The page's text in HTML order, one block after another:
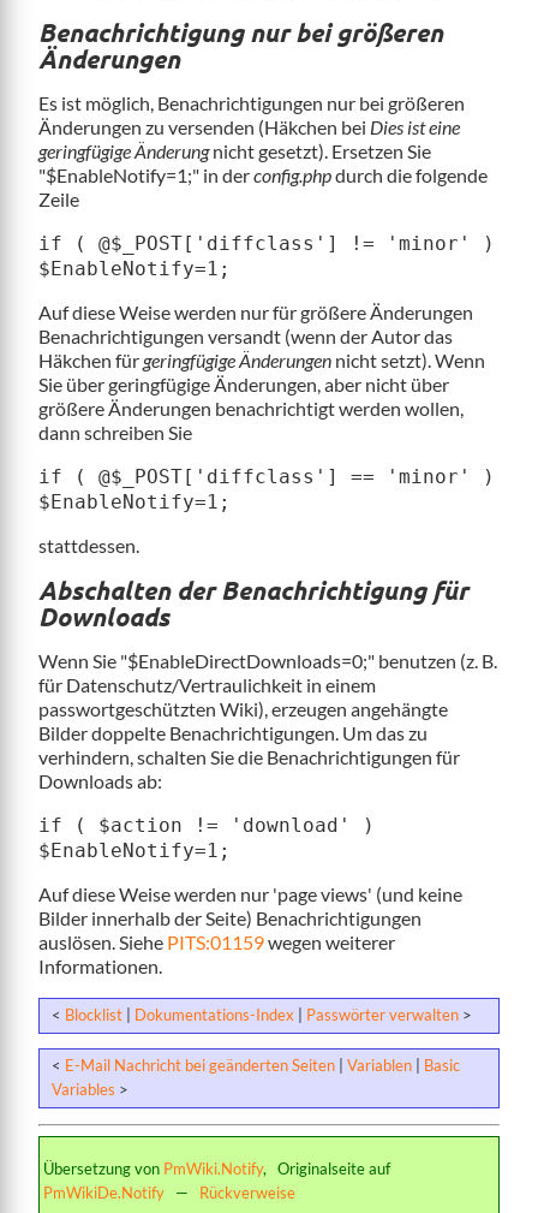
Benachrichtigung nur bei größeren
Änderungen
Es ist möglich, Benachrichtigungen nur bei größeren
Änderungen zu versenden (Häkchen bei Dies ist eine
geringfügige Änderungnicht gesetzt). Ersetzen Sie
"$EnableNotify=1;" in derconfig.phpdurch die folgende
Zeile
if ( @$_POST['diffclass'] != 'minor' )
$EnableNotify=1;
Auf diese Weise werden nur für größere Änderungen
Benachrichtigungen versandt (wenn der Autor das
Häkchen für geringfügige Änderungen nicht setzt). Wenn
Sie über geringfügige Änderungen, aber nicht über
größere Änderungen benachrichtigt werden wollen,
dann schreiben Sie
if ( @$_POST['diffclass'] == 'minor' )
$EnableNotify=1;
stattdessen.
Abschalten der Benachrichtigung für
Downloads
Wenn Sie "$EnableDirectDownloads=0;" benutzen (z. B.
für Datenschutz/Vertraulichkeit in einem
passwortgeschützten Wiki), erzeugen angehängte
Bilder doppelte Benachrichtigungen. Um das zu
verhindern, schalten Sie die Benachrichtigungen für
Downloads ab:
if ( $action != 'download' )
$EnableNotify=1;
Auf diese Weise werden nur 'page views' (und keine
Bilder innerhalb der Seite) Benachrichtigungen
auslösen. Siehe PITS:01159wegen weiterer
Informationen.
< Blocklist | Dokumentations-Index | Passwörter verwalten >
< E-Mail Nachricht bei geänderten Seiten Variablen
Basic
Variables >
Übersetzung von PmWiki.Notify, Originalseite auf
PmWikiDe.Notify — Rückverweise